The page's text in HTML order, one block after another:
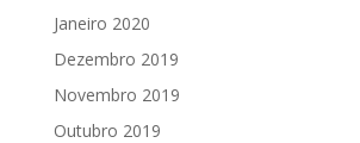
Janeiro 2020
Dezembro 2019
Novembro 2019
Outubro 2019